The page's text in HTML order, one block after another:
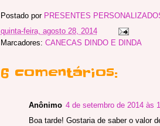
Postado por PRESENTES
quinta-feira, agosto 28, 2014
Marcadores: CANECAS DINDO E DINDA
6 comentários:
Anônimo 4 de setembro de 2014 às
Boa tarde! Gostaria de saber o valor